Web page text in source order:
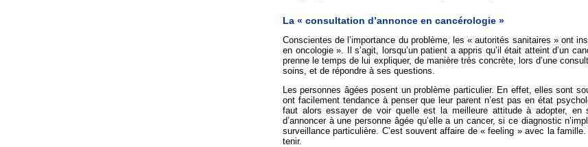
La « consultation d’annonce en cancérologie »
Conscientes de l’importance du problème, les « autorités sanitaires » ont
en oncologie ». Il s’agit, lorsqu’un patient a appris qu’il était atteint d’un
prenne le temps de lui expliquer, de manière très concrète, lors d’une
soins, et de répondre à ses questions.
Les personnes âgées posent un problème particulier. En effet, elles sont
ont facilement tendance à penser que leur parent n’est pas en état
faut alors essayer de voir quelle est la meilleure attitude à adopter, en
d’annoncer à une personne âgée qu’elle a un cancer, si ce diagnostic
surveillance particulière. C’est souvent affaire de « feeling » avec la
tenir.